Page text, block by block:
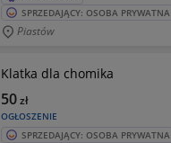
SPRZEDAJĄCY: OSOBA PRYWATNA
Piastów
Klatka dla chomika
OGŁOSZENIE
50zł
SPRZEDAJĄCY: OSOBA PRYWATNA